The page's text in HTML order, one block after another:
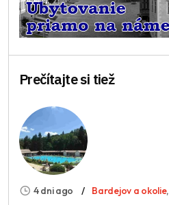
Prečítajte si tiež
4 dni ago Bardejov a okolie,